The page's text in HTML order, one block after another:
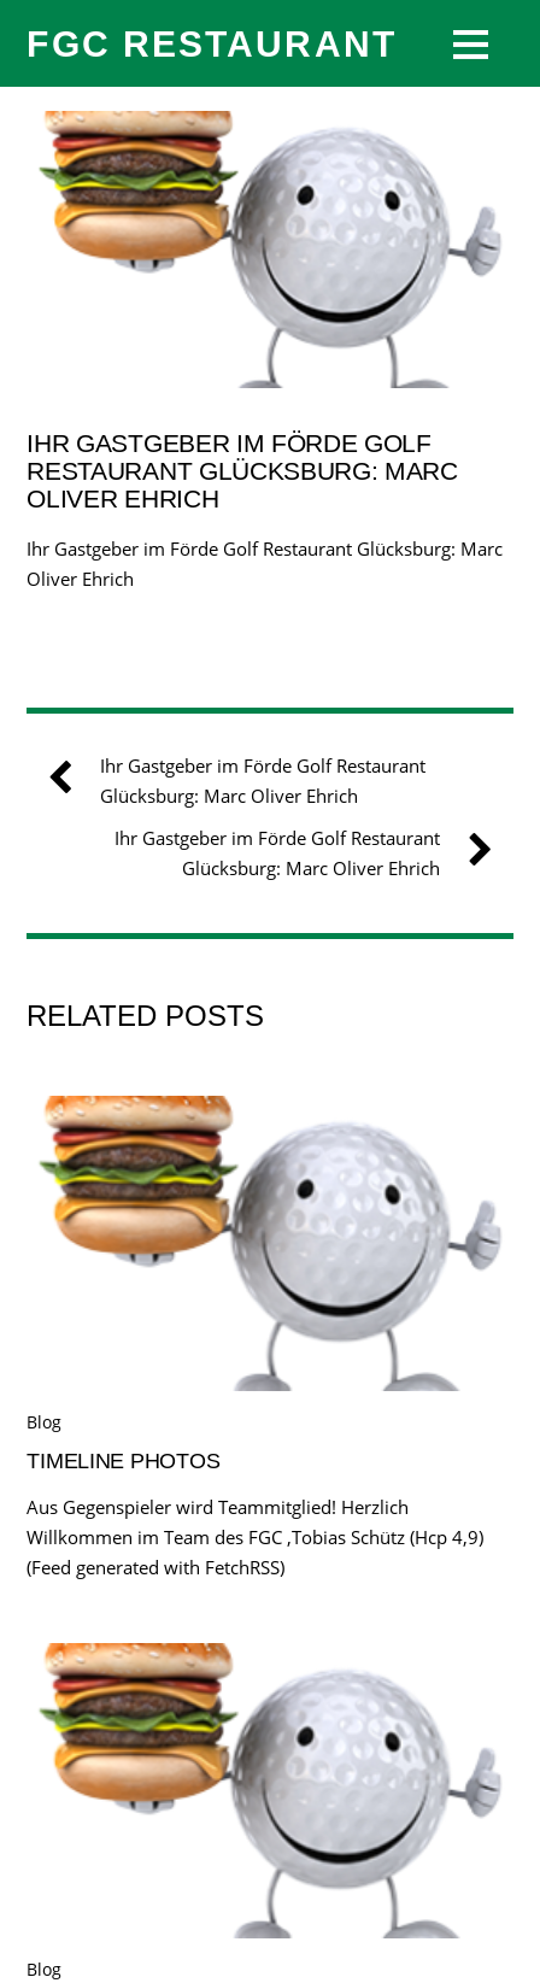
FGC RESTAURANT
IHR GASTGEBER IM FÖRDE GOLF
RESTAURANT GLÜCKSBURG: MARC
OLIVER EHRICH
Ihr Gastgeber im Förde Golf Restaurant Glücksburg: Marc
Oliver Ehrich
Ihr Gastgeber im Förde Golf Restaurant
Glücksburg: Marc Oliver Ehrich
Ihr Gastgeber im Förde Golf Restaurant
Glücksburg: Marc Oliver Ehrich
RELATED POSTS
Blog
TIMELINE PHOTOS
Aus Gegenspieler wird Teammitglied! Herzlich
Willkommen im Team des FGC ,Tobias Schütz (Hcp 4,9)
(Feed generated with FetchRSS)
Blog